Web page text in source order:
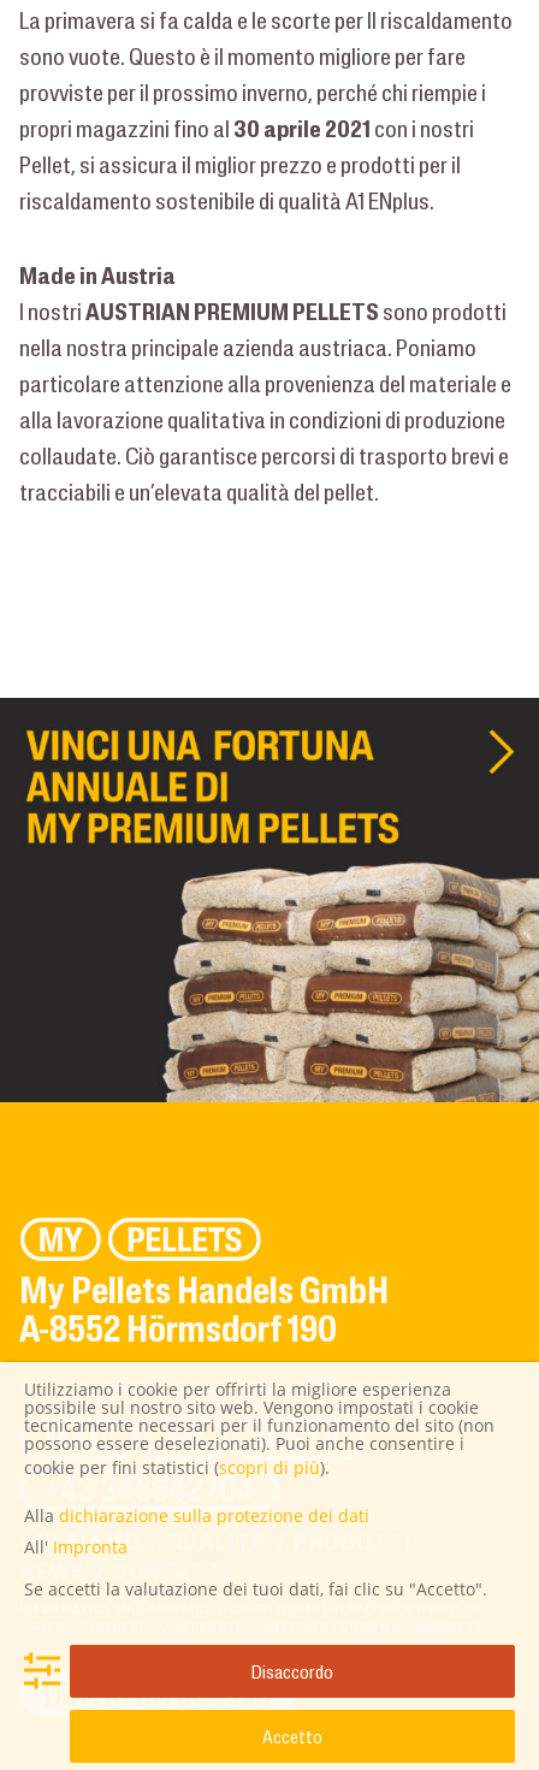
La primavera si fa calda e le scorte per Il riscaldamento
sono vuote. Questo è il momento migliore per fare
provviste per il prossimo inverno, perché chi riempie i
propri magazzini fino al 30 aprile 2021 con i nostri
Pellet, si assicura il miglior prezzo e prodotti per il
riscaldamento sostenibile di qualità A1 ENplus.
Made in Austria
I nostriAUSTRIAN PREMIUM PELLETS sono prodotti
nella nostra principale azienda austriaca. Poniamo
particolare attenzione alla provenienza del materiale e
alla lavorazione qualitativa in condizioni di produzione
collaudate. Ciò garantisce percorsi di trasporto brevi e
tracciabili e un’elevata qualità del pellet.
My Pellets Handels GmbH
A-8552 Hörmsdorf 190
© 2026 MY PELLETS HANDELS GMBH | TUTTI I DIRITTI RISERVATI
MAIL FB
INSTA
+43 346642704
CHI SIAMO
Diritto di recesso
Utilizziamo i cookie per offrirti la migliore esperienza
possibile sul nostro sito web. Vengono impostati i cookie
tecnicamente necessari per il funzionamento del sito (non
possono essere deselezionati). Puoi anche consentire i
cookie per fini statistici (scopri di più).
Alla dichiarazione sulla protezione dei dati
All' Impronta
Se accetti la valutazione dei tuoi dati, fai clic su "Accetto".
Disaccordo
Accetto